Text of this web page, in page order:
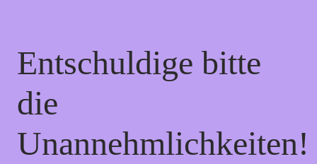
Entschuldige bitte
die
Unannehmlichkeiten!